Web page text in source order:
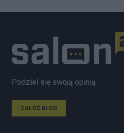
Podziel się swoją opinią
ZAŁÓŻ BLOG